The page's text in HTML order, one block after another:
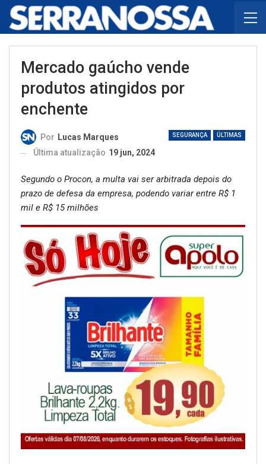
Mercado gaúcho vende
produtos atingidos por
enchente
SEGURANÇA ÚLTIMAS
Por Lucas Marques
Última atualização 19 jun, 2024
Segundo o Procon, a multa vai ser arbitrada depois do
prazo de defesa da empresa, podendo variar entre R$ 1
mil e R$ 15 milhões